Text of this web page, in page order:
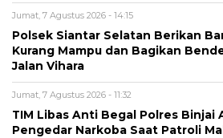
Jumat, 7 Agustus 2026 - 14:15
Polsek Siantar Selatan Berikan
Kurang Mampu dan Bagikan
Jalan Vihara
Jumat, 7 Agustus 2026 - 11:32
TIM Libas Anti Begal Polres Binjai
Pengedar Narkoba Saat Patroli